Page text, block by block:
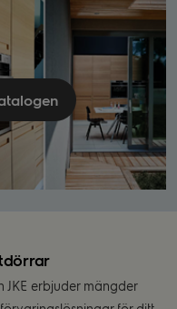
JKE erbjuder mängder